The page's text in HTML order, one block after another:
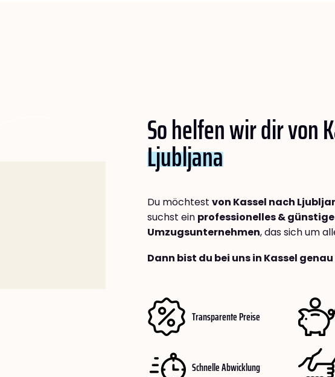
So helfen wir dir von
Ljubljana
Du möchtest von Kassel nach
suchst ein professionelles &
Umzugsunternehmen, das sich um
Dann bist du bei uns in Kassel
Transparente Preise
Schnelle Abwicklung